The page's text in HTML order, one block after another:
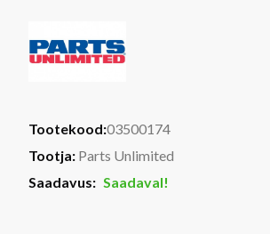
Tootekood:03500174
Tootja: Parts Unlimited
Saadavus: Saadaval!